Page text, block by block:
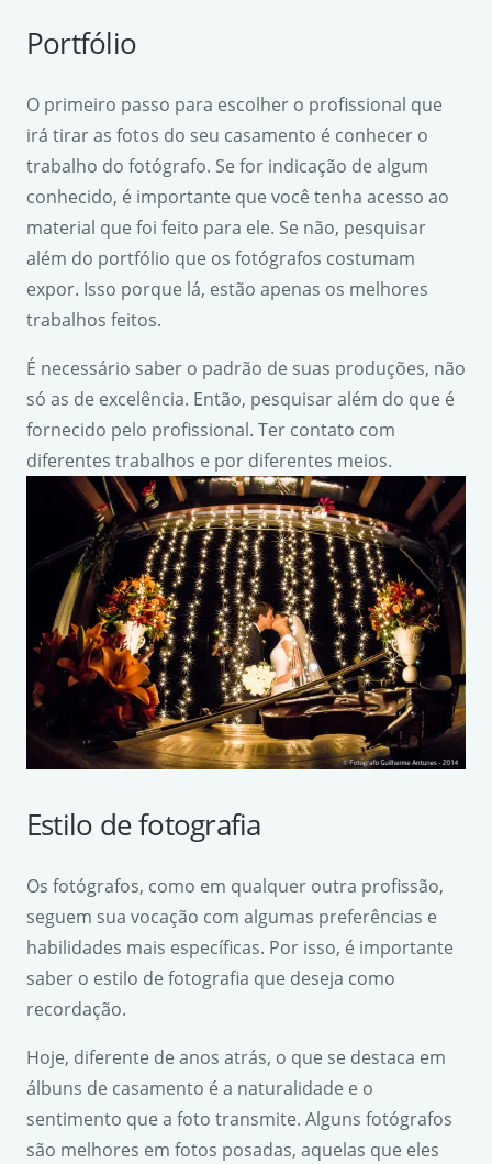
Portfólio
O primeiro passo para escolher o profissional que
irá tirar as fotos do seu casamento é conhecer o
trabalho do fotógrafo. Se for indicação de algum
conhecido, é importante que você tenha acesso ao
material que foi feito para ele. Se não, pesquisar
além do portfólio que os fotógrafos costumam
expor. Isso porque lá, estão apenas os melhores
trabalhos feitos.
É necessário saber o padrão de suas produções, não
só as de excelência. Então, pesquisar além do que é
fornecido pelo profissional. Ter contato com
diferentes trabalhos e por diferentes meios.
Estilo de fotografia
Os fotógrafos, como em qualquer outra profissão,
seguem sua vocação com algumas preferências e
habilidades mais específicas. Por isso, é importante
saber o estilo de fotografia que deseja como
recordação.
Hoje, diferente de anos atrás, o que se destaca em
álbuns de casamento é a naturalidade e o
sentimento que a foto transmite. Alguns fotógrafos
são melhores em fotos posadas, aquelas que eles